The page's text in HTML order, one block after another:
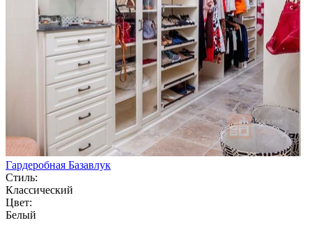
Гардеробная Базавлук
Стиль:
Классический
Цвет:
Белый